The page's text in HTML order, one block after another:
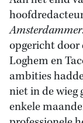
Amsterdammer
opgericht
Loghem en
ambities
niet in de wieg
enkele